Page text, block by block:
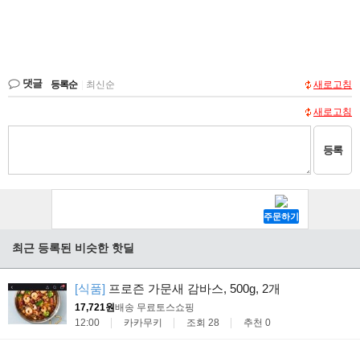
댓글 등록순 최신순 새로고침
새로고침
등록
최근 등록된 비슷한 핫딜
[식품] 프로즌 가문새 감바스, 500g, 2개
17,721원배송 무료토스쇼핑
12:00
카카무키 조회 28 추천 0